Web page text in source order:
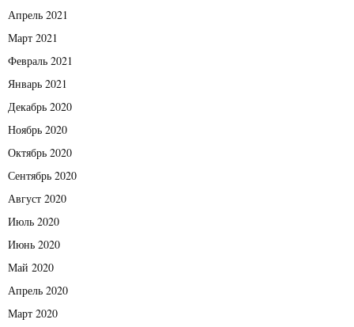
Апрель 2021
Март 2021
Февраль 2021
Январь 2021
Декабрь 2020
Ноябрь 2020
Октябрь 2020
Сентябрь 2020
Август 2020
Июль 2020
Июнь 2020
Май 2020
Апрель 2020
Март 2020